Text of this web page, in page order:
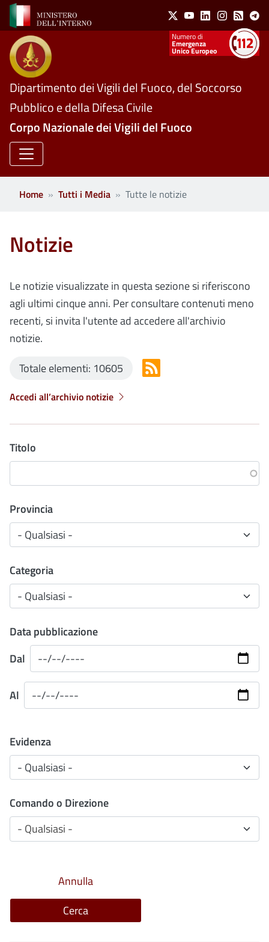
Salta al contenuto principale Social Menu
X YoutubeLinkedinInstagram
Feed
Numeri utili
Emergenza
Unico Europeo
Dipartimento dei Vigili del Fuoco, del Soccorso
Pubblico e della Difesa Civile
Corpo Nazionale dei Vigili del Fuoco
Home Tutti i Media Tutte le notizie
Notizie
Le notizie visualizzate in questa sezione si riferiscono
agli ultimi cinque anni. Per consultare contenuti meno
recenti, si invita l'utente ad accedere all'archivio
notizie.
Totale elementi: 10605
Accedi all’archivio notizie
Titolo
Provincia
Categoria
Data pubblicazione
Dal
Al
Evidenza
Comando o Direzione
- Qualsiasi -